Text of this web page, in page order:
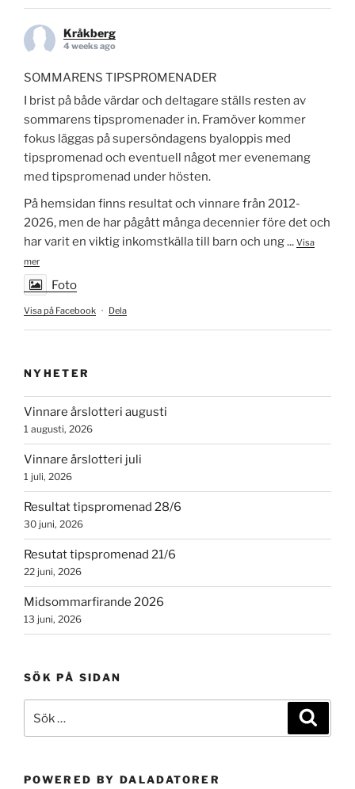
Kråkberg
4 weeks ago
SOMMARENS TIPSPROMENADER
I brist på både värdar och deltagare ställs resten av
sommarens tipspromenader in. Framöver kommer
fokus läggas på supersöndagens byaloppis med
tipspromenad och eventuell något mer evenemang
med tipspromenad under hösten.
På hemsidan finns resultat och vinnare från 2012-
2026, men de har pågått många decennier före det och
har varit en viktig inkomstkälla till barn och ung... Visa
mer
Foto
Visa på Facebook · Dela
NYHETER
Vinnare årslotteri augusti
1 augusti, 2026
Vinnare årslotteri juli
1 juli, 2026
Resultat tipspromenad 28/6
30 juni, 2026
Resutat tipspromenad 21/6
22 juni, 2026
Midsommarfirande 2026
13 juni, 2026
SÖK PÅ SIDAN
efter:
POWERED BY DALADATORER